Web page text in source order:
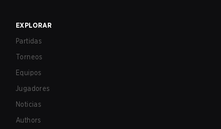
EXPLORAR
Partidas
Torneos
Equipos
Jugadores
Noticias
Authors